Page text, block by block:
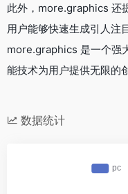
此外，more.graphics 还
用户能够快速生成引人注
more.graphics 是一个强
能技术为用户提供无限的
数据统计